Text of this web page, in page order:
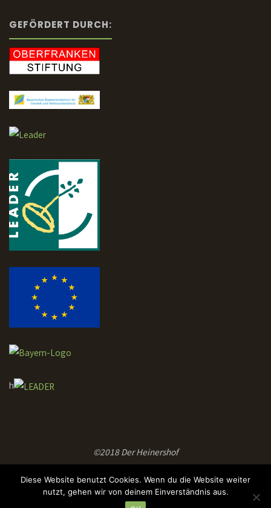
GEFÖRDERT DURCH:
h
©2018 Der Heinershof
Diese Website benutzt Cookies. Wenn du die Website weiter
nutzt, gehen wir von deinem Einverständnis aus.